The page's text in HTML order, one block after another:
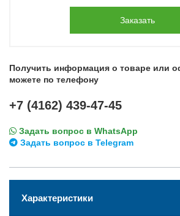
Заказать
Получить информация о товаре или
можете по телефону
+7 (4162) 439-47-45
Задать вопрос в WhatsApp
Задать вопрос в Telegram
Характеристики